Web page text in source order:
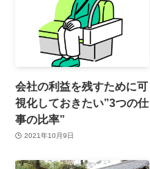
会社の利益を残すために可
視化しておきたい”3つの仕
事の比率”
2021年10月9日